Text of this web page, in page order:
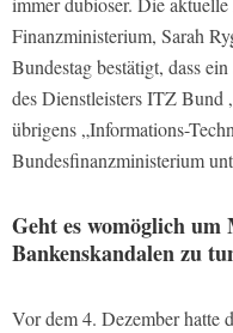
Finanzministerium, Sarah
Bundestag bestätigt, dass
des Dienstleisters ITZ Bund
übrigens „Informations-
Bundesfinanzministerium
Geht es womöglich
Bankenskandalen zu
Vor dem 4. Dezember hatte